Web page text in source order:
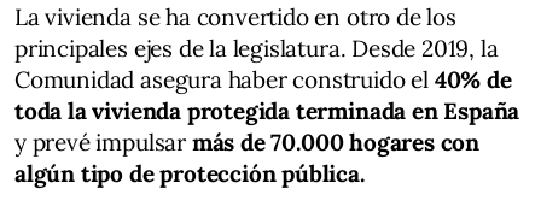
La vivienda se ha convertido en otro de los
principales ejes de la legislatura. Desde 2019, la
Comunidad asegura haber construido el 40% de
toda la vivienda protegida terminada en España
y prevé impulsar más de 70.000 hogares con
algún tipo de protección pública.